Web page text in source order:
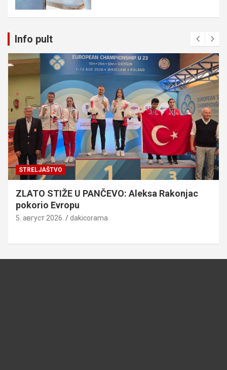
Info pult
STRELJAŠTVO
ZLATO STIŽE U PANČEVO: Aleksa Rakonjac
pokorio Evropu
5. август 2026. dakicorama